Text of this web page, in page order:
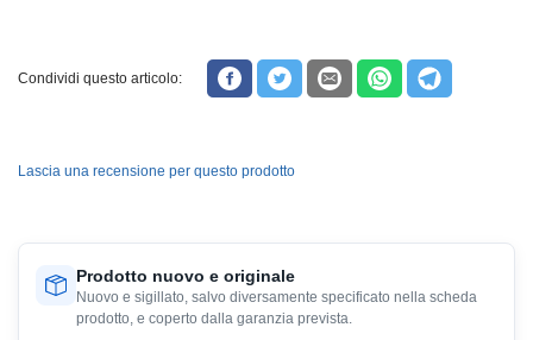
Condividi questo articolo:
Lascia una recensione per questo prodotto
Prodotto nuovo e originale
Nuovo e sigillato, salvo diversamente specificato nella scheda
prodotto, e coperto dalla garanzia prevista.